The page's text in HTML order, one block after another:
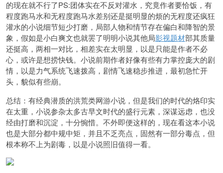
的现在就不行了PS:团体实在不反对灌水，究竟作者要恰饭，有
程度跑马水和无程度跑马水差别还是挺明显的烦的无程度还疯狂
灌水的小说细节短少打磨，局部人物和情节存在偏白和降智的景
象，假如是小白爽文也就罢了明明小说其他局影视题材部其质量
还挺高，两相一对比，相差实在太明显，以是只能是作者不必
心，或许是想捞快钱。小说前期作者好像有些有力掌控庞大的剧
情，以是力气系统飞速拨高，剧情飞速稳步推进，最初急忙开
头，貌似有些崩。
总结：有经典潜质的洪荒类网游小说，但是我们的时代的烙印实
在太重，小说参杂太多古早文时代的盛行元素，深谋远虑，也没
经由打磨和沉淀，十分惋惜。不外即便这样的，现在看这本小说
也是大部分都中规中矩，并且不乏亮点，固然有一部分毒点，但
根本称不上为剧毒，以是小说照旧值得一看。